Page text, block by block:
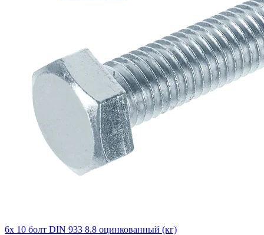
6х 10 болт DIN 933 8.8 оцинкованный (кг)